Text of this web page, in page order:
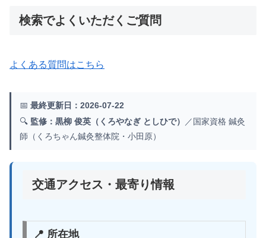
検索でよくいただくご質問
よくある質問はこちら
📅 最終更新日：2026-07-22
🔍 監修：黒柳 俊英（くろやなぎ としひで）
／国家資格 鍼灸
師（くろちゃん鍼灸整体院・小田原）
交通アクセス・最寄り情報
📍 所在地